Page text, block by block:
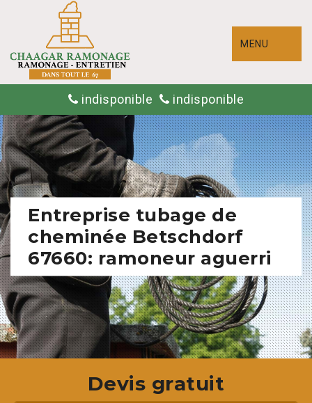
MENU
indisponible indisponible
Entreprise tubage de
cheminée Betschdorf
67660: ramoneur aguerri
Devis gratuit